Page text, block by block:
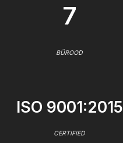
7
BÜROOD
ISO 9001:2015
CERTIFIED